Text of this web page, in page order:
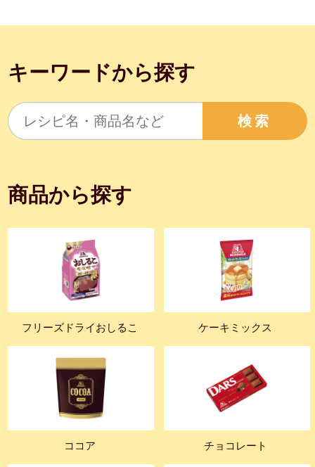
キーワードから探す
検索
商品から探す
フリーズドライおしるこ ケーキミックス
ココア チョコレート